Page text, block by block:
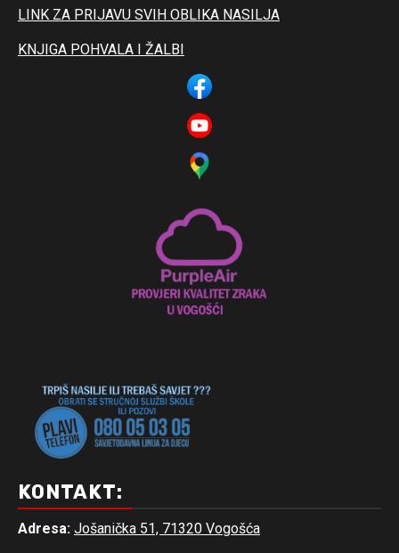
LINK ZA PRIJAVU SVIH OBLIKA NASILJA
KNJIGA POHVALA I ŽALBI
KONTAKT:
Adresa: Jošanička 51, 71320 Vogošća